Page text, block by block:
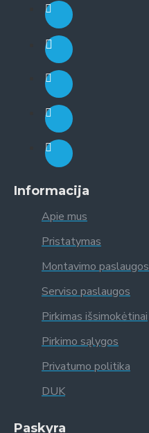
Informacija
Apie mus
Pristatymas
Montavimo paslaugos
Serviso paslaugos
Pirkimas išsimokėtinai
Pirkimo sąlygos
Privatumo politika
DUK
Paskyra